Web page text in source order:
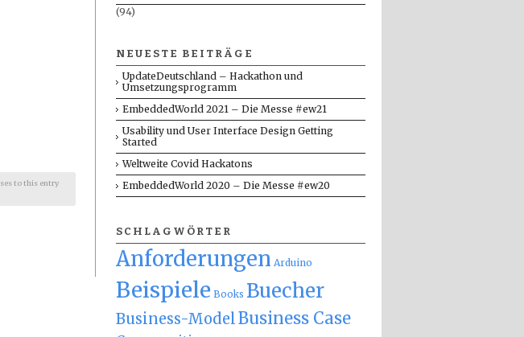
to this entry
(94)
NEUESTE BEITRÄGE
UpdateDeutschland – Hackathon und
Umsetzungsprogramm
EmbeddedWorld 2021 – Die Messe #ew21
Usability und User Interface Design Getting
Started
Weltweite Covid Hackatons
EmbeddedWorld 2020 – Die Messe #ew20
SCHLAGWÖRTER
Anforderungen Arduino
Beispiele Books Buecher
Business-Model Business Case